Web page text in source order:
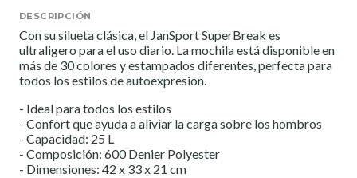
DESCRIPCIÓN
Con su silueta clásica, el JanSport SuperBreak es
ultraligero para el uso diario. La mochila está disponible en
más de 30 colores y estampados diferentes, perfecta para
todos los estilos de autoexpresión.
- Ideal para todos los estilos
- Confort que ayuda a aliviar la carga sobre los hombros
- Capacidad: 25 L
- Composición: 600 Denier Polyester
- Dimensiones: 42 x 33 x 21 cm